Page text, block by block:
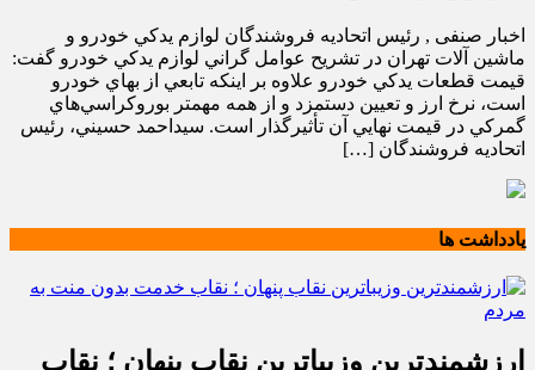
اخبار صنفی , رئيس اتحاديه فروشندگان لوازم يدکي خودرو و
ماشين آلات تهران در تشريح عوامل گراني لوازم يدکي خودرو گفت:
قيمت قطعات يدکي خودرو علاوه بر اينکه تابعي از بهاي خودرو
است، نرخ ارز و تعيين دستمزد و از همه مهمتر بوروکراسي‌هاي
گمرکي در قيمت نهايي آن تأثيرگذار است. سيداحمد حسيني، رئيس
اتحاديه فروشندگان […]
یادداشت ها
ارزشمندترین وزیباترین نقاب پنهان ؛ نقاب